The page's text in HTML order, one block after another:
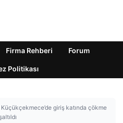
Firma Rehberi Forum
Politikası
Küçükçekmece’de giriş katında çökme